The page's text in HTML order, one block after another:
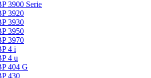
3900 Serie
3920
3930
3950
3970
4 i
4 u
404 G
430